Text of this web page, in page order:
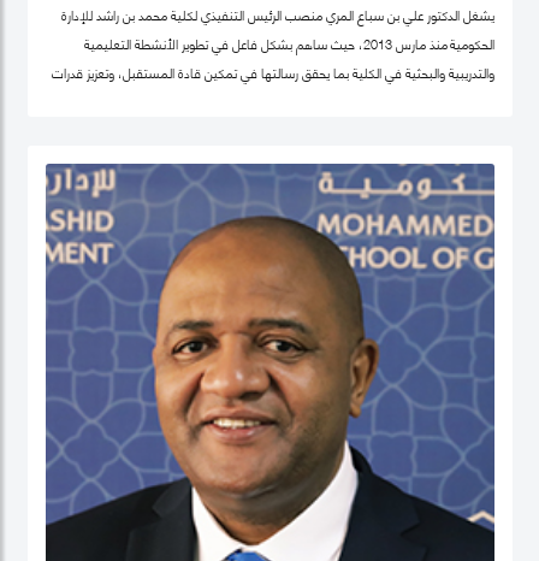
يشغل الدكتور علي بن سباع المري منصب الرئيس التنفيذي لكلية محمد بن راشد للإدارة
الحكومية منذ مارس 2013، حيث ساهم بشكل فاعل في تطوير الأنشطة التعليمية
والتدريبية والبحثية في الكلية بما يحقق رسالتها في تمكين قادة المستقبل، وتعزيز قدرات